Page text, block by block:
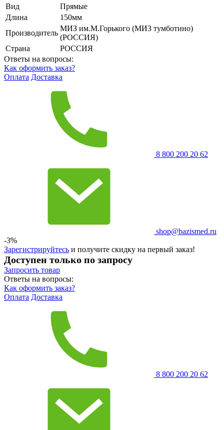
Вид
Прямые
Длина
150мм
Производитель
МИЗ им.М.Горького (МИЗ тумботино)
(РОССИЯ)
Страна
РОССИЯ
Ответы на вопросы:
Как оформить заказ?
Оплата Доставка
8 800 200 20 62
shop@bazismed.ru
-3%
Зарегистрируйтесь и получите скидку на первый заказ!
Доступен только по запросу
Запросить товар
Ответы на вопросы:
Как оформить заказ?
Оплата Доставка
8 800 200 20 62